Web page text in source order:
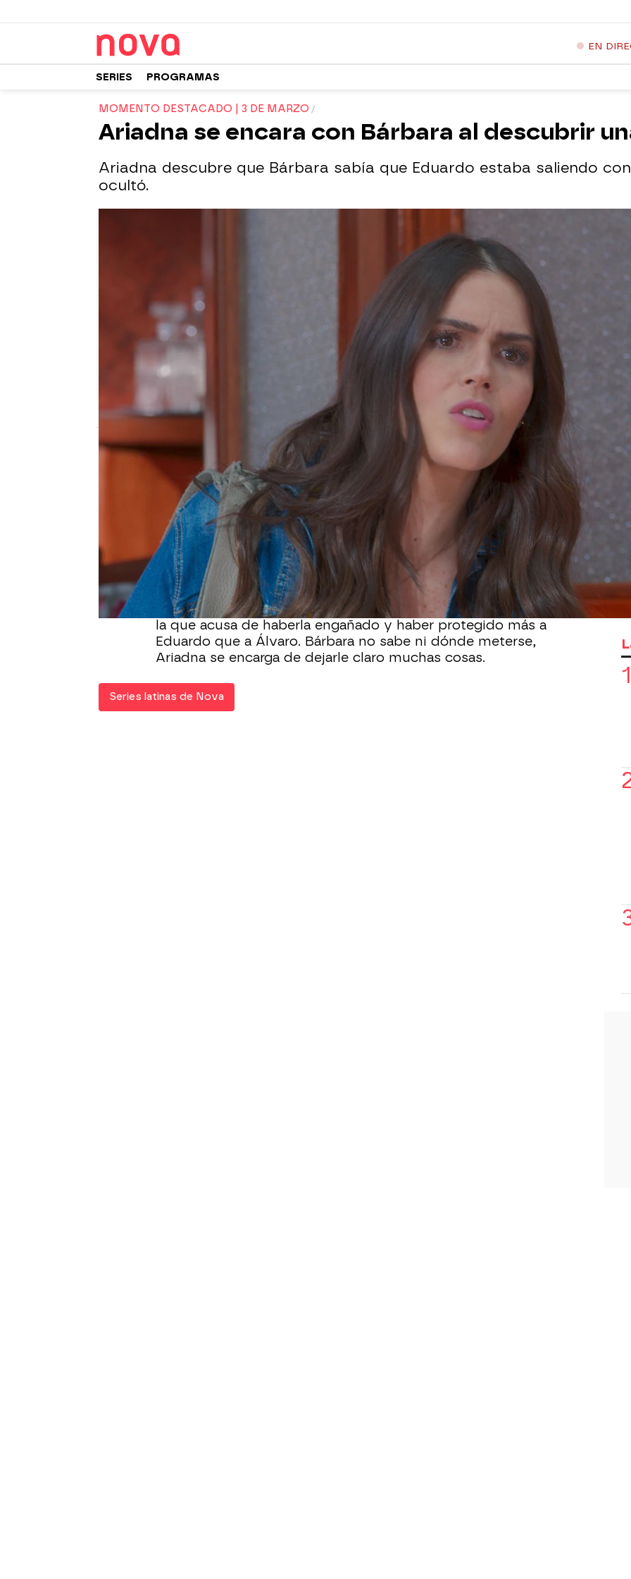
EN
SERIES PROGRAMAS
MOMENTO DESTACADO | 3 DE MARZO
Ariadna se encara con Bárbara al descubrir
Ariadna descubre que Bárbara sabía que Eduardo estaba saliendo
ocultó.
Nova
Madrid
03 de marzo de 2022, 19:34
WhatsappFacebook
X
Linda Brown está en México dispuesta a encontrar a Eduardo y
hacerle pagar por todos los engaños y el dinero que le ha
robado
. Ella tiene una esclarecedora conversación con Ariadna
a la que le cuenta todo lo que pasó entre ellos dos.
Ariadna
descubre que Bárbara lo sabía y no le dijo nada.
Enfurecida, Ariadna acude a la casa y se encara con Bárbara a
la que acusa de haberla engañado y haber protegido más a
Eduardo que a Álvaro. Bárbara no sabe ni dónde meterse,
Ariadna se encarga de dejarle claro muchas cosas.
Series latinas de Nova